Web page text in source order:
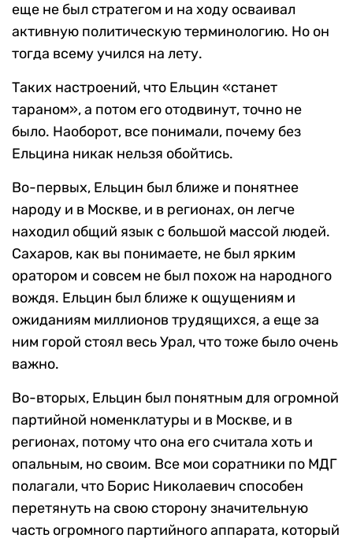
еще не был стратегом и на ходу осваивал
активную политическую терминологию. Но он
тогда всему учился на лету.
Таких настроений, что Ельцин «станет
тараном», а потом его отодвинут, точно не
было. Наоборот, все понимали, почему без
Ельцина никак нельзя обойтись.
Во-первых, Ельцин был ближе и понятнее
народу и в Москве, и в регионах, он легче
находил общий язык с большой массой людей.
Сахаров, как вы понимаете, не был ярким
оратором и совсем не был похож на народного
вождя. Ельцин был ближе к ощущениям и
ожиданиям миллионов трудящихся, а еще за
ним горой стоял весь Урал, что тоже было очень
важно.
Во-вторых, Ельцин был понятным для огромной
партийной номенклатуры и в Москве, и в
регионах, потому что она его считала хоть и
опальным, но своим. Все мои соратники по МДГ
полагали, что Борис Николаевич способен
перетянуть на свою сторону значительную
часть огромного партийного аппарата, который